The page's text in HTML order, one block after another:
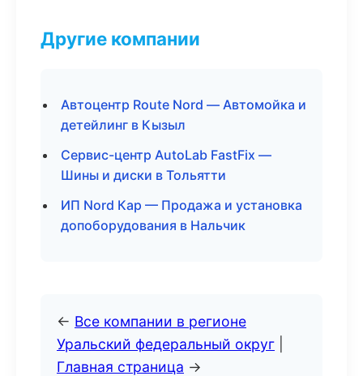
Другие компании
Автоцентр Route Nord — Автомойка и
детейлинг в Кызыл
Сервис-центр AutoLab FastFix —
Шины и диски в Тольятти
ИП Nord Кар — Продажа и установка
допоборудования в Нальчик
← Все компании в регионе
Уральский федеральный округ
Главная страница →